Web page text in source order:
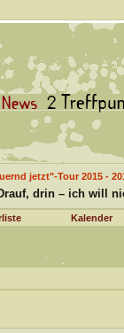
jetzt"-Tour 2015 -
drin – ich will
Kalender